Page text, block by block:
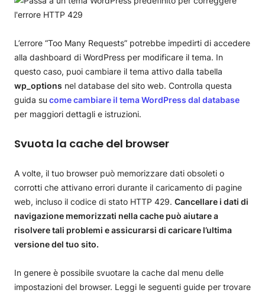
L’errore “Too Many Requests” potrebbe impedirti di accedere
alla dashboard di WordPress per modificare il tema. In
questo caso, puoi cambiare il tema attivo dalla tabella
wp_options nel database del sito web. Controlla questa
guida su come cambiare il tema WordPress dal database
per maggiori dettagli e istruzioni.
Svuota la cache del browser
A volte, il tuo browser può memorizzare dati obsoleti o
corrotti che attivano errori durante il caricamento di pagine
web, incluso il codice di stato HTTP 429. Cancellare i dati di
navigazione memorizzati nella cache può aiutare a
risolvere tali problemi e assicurarsi di caricare l’ultima
versione del tuo sito.
In genere è possibile svuotare la cache dal menu delle
impostazioni del browser. Leggi le seguenti guide per trovare